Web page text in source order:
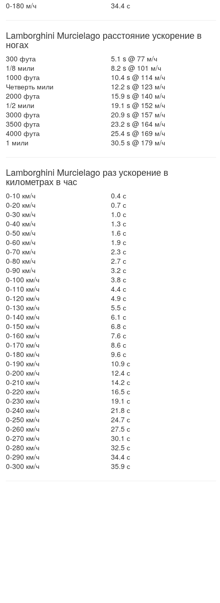
0-180 м/ч
34.4 с
Lamborghini Murcielago расстояние ускорение в
ногах
300 фута
5.1 s @ 77 м/ч
1/8 мили
8.2 s @ 101 м/ч
1000 фута
10.4 s @ 114 м/ч
Четверть мили
12.2 s @ 123 м/ч
2000 фута
15.9 s @ 140 м/ч
1/2 мили
19.1 s @ 152 м/ч
3000 фута
20.9 s @ 157 м/ч
3500 фута
23.2 s @ 164 м/ч
4000 фута
25.4 s @ 169 м/ч
1 мили
30.5 s @ 179 м/ч
Lamborghini Murcielago раз ускорение в
километрах в час
0-10 км/ч
0.4 с
0-20 км/ч
0.7 с
0-30 км/ч
1.0 с
0-40 км/ч
1.3 с
0-50 км/ч
1.6 с
0-60 км/ч
1.9 с
0-70 км/ч
2.3 с
0-80 км/ч
2.7 с
0-90 км/ч
3.2 с
0-100 км/ч
3.8 с
0-110 км/ч
4.4 с
0-120 км/ч
4.9 с
0-130 км/ч
5.5 с
0-140 км/ч
6.1 с
0-150 км/ч
6.8 с
0-160 км/ч
7.6 с
0-170 км/ч
8.6 с
0-180 км/ч
9.6 с
0-190 км/ч
10.9 с
0-200 км/ч
12.4 с
0-210 км/ч
14.2 с
0-220 км/ч
16.5 с
0-230 км/ч
19.1 с
0-240 км/ч
21.8 с
0-250 км/ч
24.7 с
0-260 км/ч
27.5 с
0-270 км/ч
30.1 с
0-280 км/ч
32.5 с
0-290 км/ч
34.4 с
0-300 км/ч
35.9 с